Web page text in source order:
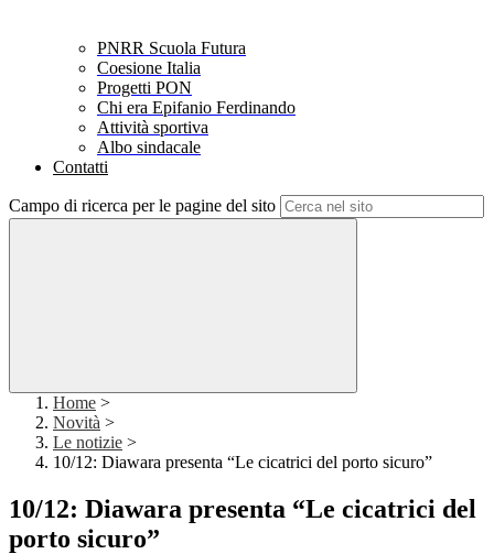
PNRR Scuola Futura
Coesione Italia
Progetti PON
Chi era Epifanio Ferdinando
Attività sportiva
Albo sindacale
Contatti
Campo di ricerca per le pagine del sito
Home >
Novità >
Le notizie >
10/12: Diawara presenta “Le cicatrici del porto sicuro”
10/12: Diawara presenta “Le cicatrici del
porto sicuro”